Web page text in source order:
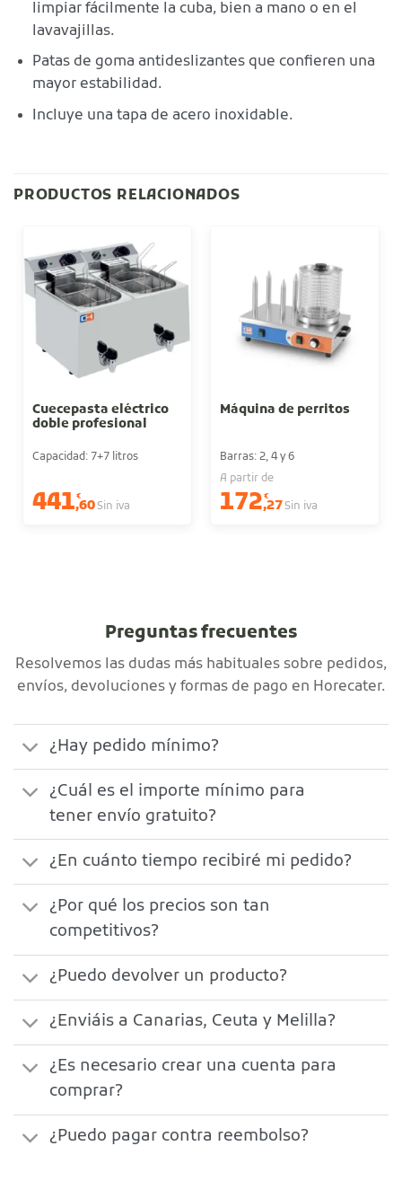
limpiar fácilmente la cuba, bien a mano o en el
lavavajillas.
Patas de goma antideslizantes que confieren una
mayor estabilidad.
Incluye una tapa de acero inoxidable.
PRODUCTOS RELACIONADOS
Cuecepasta eléctrico
doble profesional
Capacidad: 7+7 litros
441€
,60Sin iva
Máquina de perritos
Barras: 2, 4 y 6
A partir de
172€
,27Sin iva
Preguntas frecuentes
Resolvemos las dudas más habituales sobre pedidos,
envíos, devoluciones y formas de pago en Horecater.
¿Hay pedido mínimo?
¿Cuál es el importe mínimo para
tener envío gratuito?
¿En cuánto tiempo recibiré mi pedido?
¿Por qué los precios son tan
competitivos?
¿Puedo devolver un producto?
¿Enviáis a Canarias, Ceuta y Melilla?
¿Es necesario crear una cuenta para
comprar?
¿Puedo pagar contra reembolso?